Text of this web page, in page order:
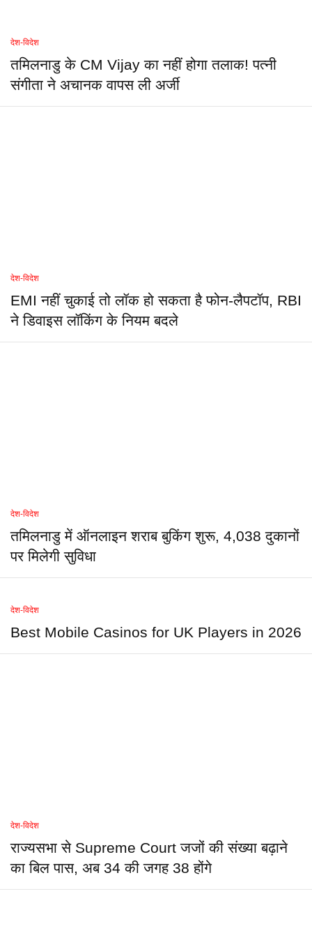
देश-विदेश
तमिलनाडु के CM Vijay का नहीं होगा तलाक! पत्नी
संगीता ने अचानक वापस ली अर्जी
देश-विदेश
EMI नहीं चुकाई तो लॉक हो सकता है फोन-लैपटॉप, RBI
ने डिवाइस लॉकिंग के नियम बदले
देश-विदेश
तमिलनाडु में ऑनलाइन शराब बुकिंग शुरू, 4,038 दुकानों
पर मिलेगी सुविधा
देश-विदेश
Best Mobile Casinos for UK Players in 2026
देश-विदेश
राज्यसभा से Supreme Court जजों की संख्या बढ़ाने
का बिल पास, अब 34 की जगह 38 होंगे